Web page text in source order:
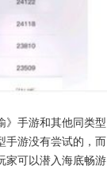
》手游和其他同类型
手游没有尝试的，而
家可以潜入海底畅游